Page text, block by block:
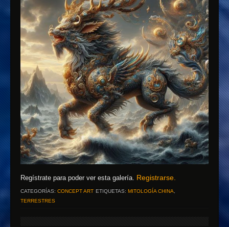
Regístrate para poder ver esta galería. Registrarse.
CATEGORÍAS: CONCEPT ART ETIQUETAS: MITOLOGÍA CHINA
TERRESTRES